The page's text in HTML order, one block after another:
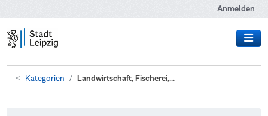
Anmelden
Kategorien Landwirtschaft, Fischerei,...